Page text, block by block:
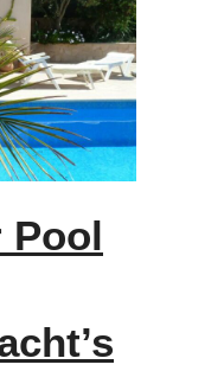
Pool